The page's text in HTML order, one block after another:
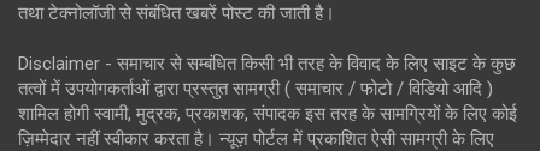
तथा टेक्नोलॉजी से संबंधित खबरें पोस्ट की जाती है।
Disclaimer - समाचार से सम्बंधित किसी भी तरह के विवाद के लिए साइट के कुछ
तत्वों में उपयोगकर्ताओं द्वारा प्रस्तुत सामग्री ( समाचार / फोटो / विडियो आदि )
शामिल होगी स्वामी, मुद्रक, प्रकाशक, संपादक इस तरह के सामग्रियों के लिए कोई
ज़िम्मेदार नहीं स्वीकार करता है। न्यूज़ पोर्टल में प्रकाशित ऐसी सामग्री के लिए